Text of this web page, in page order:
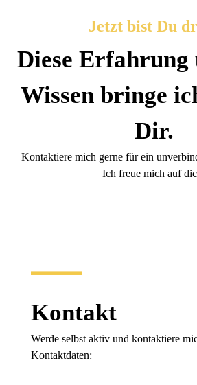
Jetzt bist Du
Diese Erfahrung
Wissen bringe
Dir.
Kontaktiere mich gerne für ein
Ich freue mich auf
Kontakt
Werde selbst aktiv und kontaktiere
Kontaktdaten: